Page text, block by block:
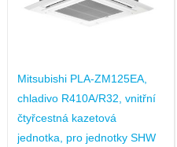
Mitsubishi PLA-ZM125EA,
chladivo R410A/R32, vnitřní
čtyřcestná kazetová
jednotka, pro jednotky SHW